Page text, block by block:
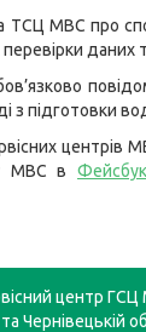
ТСЦ МВС про
з підготовки
МВС вФейсбук
центр
Чернівецькій